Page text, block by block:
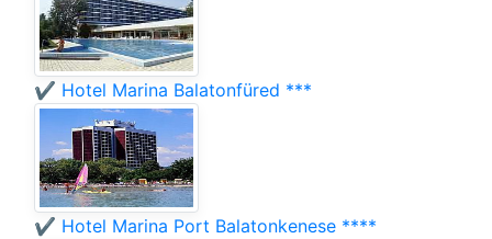
✔️ Hotel Marina Balatonfüred ***
✔️ Hotel Marina Port Balatonkenese ****